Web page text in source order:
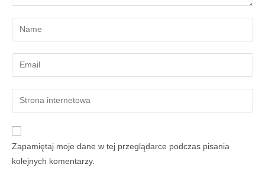
Zapamiętaj moje dane w tej przeglądarce podczas pisania
kolejnych komentarzy.